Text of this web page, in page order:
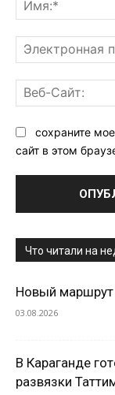
сохраните
сайт в этом
Что читали на
Новый маршрут
03.08.2026
В Караганде
развязки